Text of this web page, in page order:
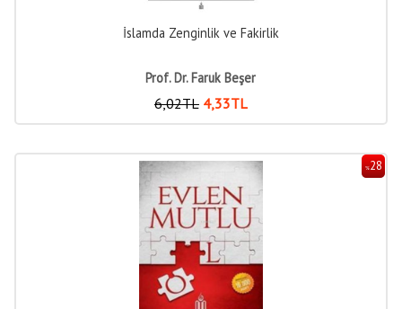
İslamda Zenginlik ve Fakirlik
Prof. Dr. Faruk Beşer
6,02TL 4,33TL
%28